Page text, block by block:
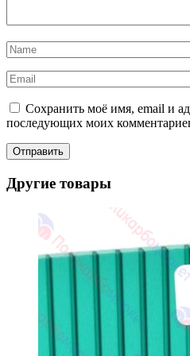
Сохранить моё имя, email и
последующих моих
Другие товары